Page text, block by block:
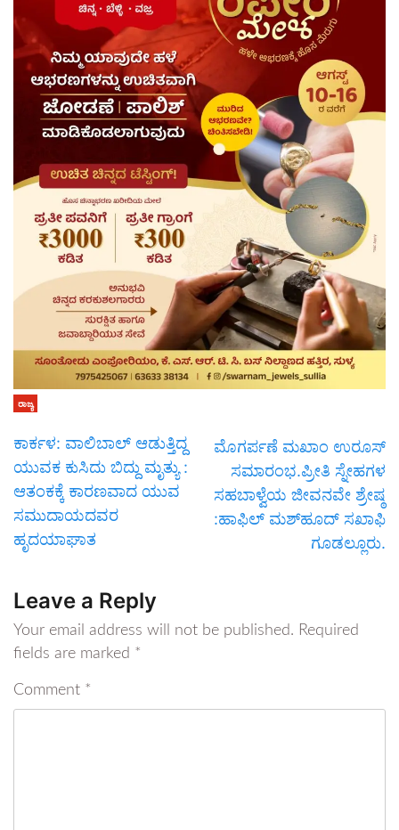
ರಾಜ್ಯ
ಕಾರ್ಕಳ: ವಾಲಿಬಾಲ್ ಆಡುತ್ತಿದ್ದ
ಯುವಕ ಕುಸಿದು ಬಿದ್ದು ಮೃತ್ಯು :
ಆತಂಕಕ್ಕೆ ಕಾರಣವಾದ ಯುವ
ಸಮುದಾಯದವರ
ಹೃದಯಾಘಾತ
ಮೊಗರ್ಪಣೆ ಮಖಾಂ ಉರೂಸ್
ಸಮಾರಂಭ.ಪ್ರೀತಿ ಸ್ನೇಹಗಳ
ಸಹಬಾಳ್ವೆಯ ಜೀವನವೇ ಶ್ರೇಷ್ಠ
:ಹಾಫಿಲ್ ಮಶ್‌ಹೂದ್ ಸಖಾಫಿ
ಗೂಡಲ್ಲೂರು.
Leave a Reply
Your email address will not be published. Required
fields are marked *
Comment *